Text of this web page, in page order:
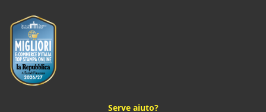
Serve aiuto?